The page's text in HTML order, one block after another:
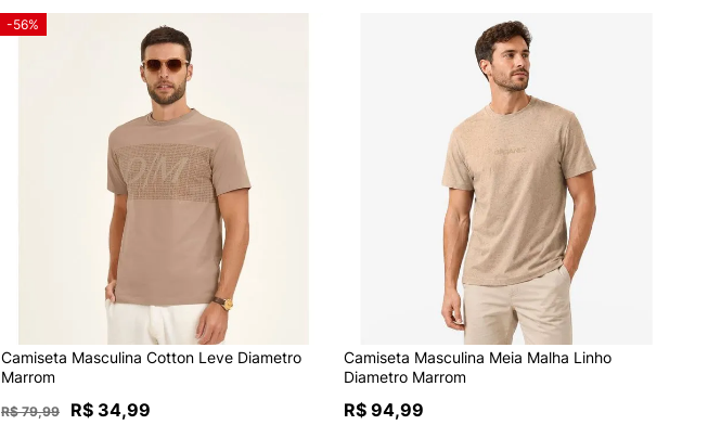
-56%
Camiseta Masculina Cotton Leve Diametro
Marrom
R$ 79,99 R$ 34,99
Camiseta Masculina Meia Malha Linho
Diametro Marrom
R$ 94,99